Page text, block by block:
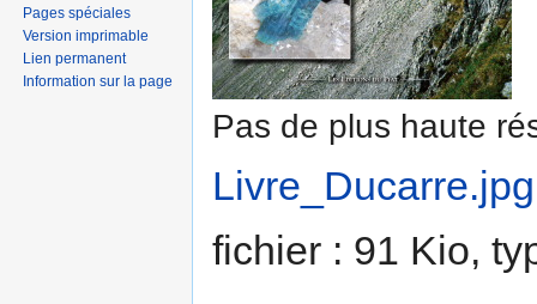
Pas de plus haute
Livre_Ducarre.jpg
fichier : 91 Kio,
Pages spéciales
Version imprimable
Lien permanent
Information sur la page